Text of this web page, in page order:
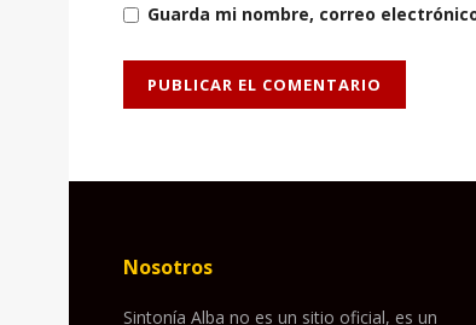
Guarda mi nombre, correo
Nosotros
Sintonía Alba no es un sitio oficial, es un